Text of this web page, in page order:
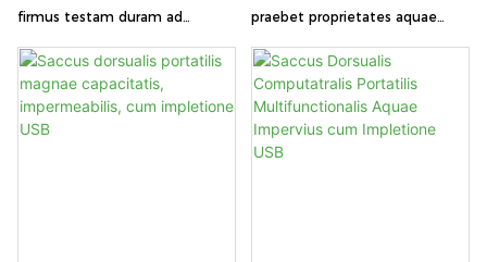
USB et testa dura
firmus testam duram ad
exteriorem partem aquae
imperviam, et portum USB
inclusum ad impletionem pro
iter faciendum
praebet proprietates aquae
implendi, et spatium amplum
pro computatro portatili tuo et
rebus necessariis, aptus ad
laborem vel iter.